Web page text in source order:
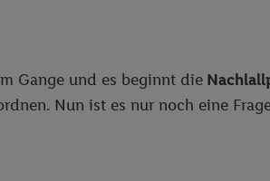
Gange und es beginnt die
Nun ist es nur noch eine